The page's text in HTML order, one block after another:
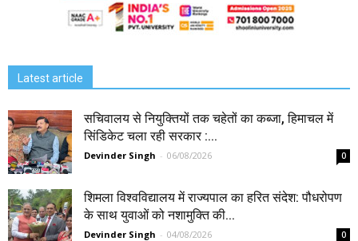
Latest article
सचिवालय से नियुक्तियों तक चहेतों का कब्जा, हिमाचल में
सिंडिकेट चला रही सरकार :...
Devinder Singh - 06/08/2026 0
शिमला विश्वविद्यालय में राज्यपाल का हरित संदेश: पौधरोपण
के साथ युवाओं को नशामुक्ति की...
Devinder Singh - 04/08/2026 0